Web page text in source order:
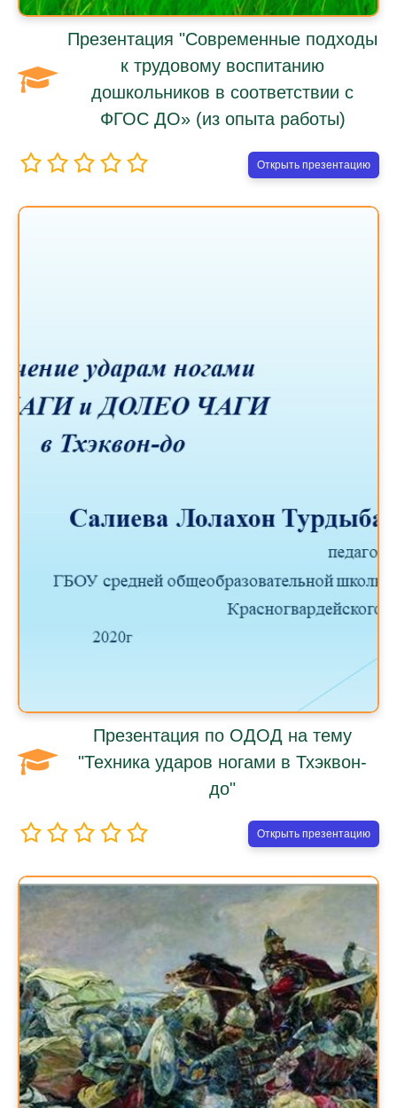
Презентация "Современные подходы
к трудовому воспитанию
дошкольников в соответствии с
ФГОС ДО» (из опыта работы)
Открыть презентацию
Презентация по ОДОД на тему
"Техника ударов ногами в Тхэквон-
до"
Открыть презентацию